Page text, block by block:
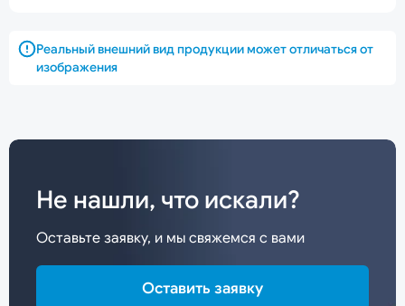
Реальный внешний вид продукции может отличаться от
изображения
Не нашли, что искали?
Оставьте заявку, и мы свяжемся с вами
Оставить заявку